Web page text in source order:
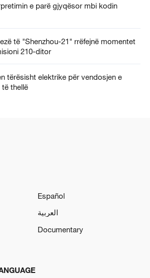
e parë gjyqësor mbi kodin
të "Shenzhou-21" rrëfejnë momentet
210-ditor
tërësisht elektrike për vendosjen e
thellë
Español
العربية
Documentary